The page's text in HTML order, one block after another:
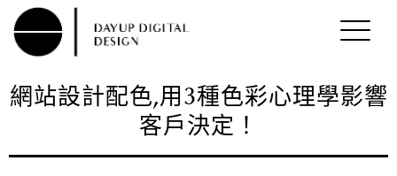
網站設計配色,用3種色彩心理學影響
客戶決定！